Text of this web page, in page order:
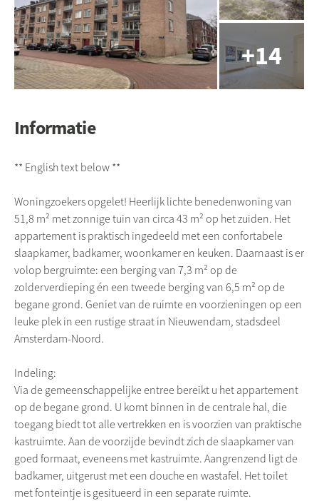
Informatie
** English text below **
Woningzoekers opgelet! Heerlijk lichte benedenwoning van
51,8 m² met zonnige tuin van circa 43 m² op het zuiden. Het
appartement is praktisch ingedeeld met een confortabele
slaapkamer, badkamer, woonkamer en keuken. Daarnaast is er
volop bergruimte: een berging van 7,3 m² op de
zolderverdieping én een tweede berging van 6,5 m² op de
begane grond. Geniet van de ruimte en voorzieningen op een
leuke plek in een rustige straat in Nieuwendam, stadsdeel
Amsterdam-Noord.
Indeling:
Via de gemeenschappelijke entree bereikt u het appartement
op de begane grond. U komt binnen in de centrale hal, die
toegang biedt tot alle vertrekken en is voorzien van praktische
kastruimte. Aan de voorzijde bevindt zich de slaapkamer van
goed formaat, eveneens met kastruimte. Aangrenzend ligt de
badkamer, uitgerust met een douche en wastafel. Het toilet
met fonteintje is gesitueerd in een separate ruimte.